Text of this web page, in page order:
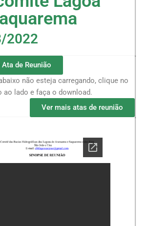
2022
de Reunião
não esteja carregando, clique no
ao lado e faça o download.
Ver mais atas de reunião